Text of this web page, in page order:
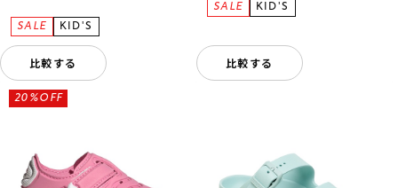
比較する 比較する
20%OFF